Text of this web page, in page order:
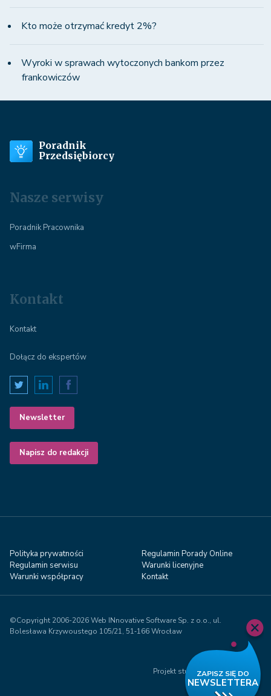
Kto może otrzymać kredyt 2%?
Wyroki w sprawach wytoczonych bankom przez
frankowiczów
Poradnik
Przedsiębiorcy
Nasze serwisy
Poradnik Pracownika
wFirma
Kontakt
Kontakt
Dołącz do ekspertów
Newsletter
Napisz do redakcji
Polityka prywatności
Regulamin Porady Online
Regulamin serwisu
Warunki licenyjne
Warunki współpracy
Kontakt
©Copyright 2006-2026 Web INnovative Software Sp. z o.o., ul.
Bolesława Krzywoustego 105/21, 51‑166 Wrocław
Projekt studio Visual71.com